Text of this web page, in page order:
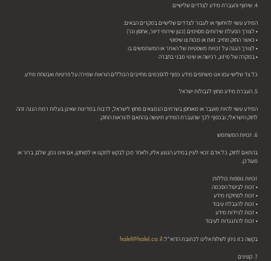
4. שיתוף והעברת מידע לצדדים שלישיים
המידע עשוי להיחשף או לעבור לצדדים שלישיים במקרים הבאים:
• לצורך הפעלת שירותים מסוימים (כגון שירותי דיוור, אחסון וכו')
• כאשר החוק מחייב זאת או מכוח צו שיפוטי
• לצורך הגנה על זכויות משפטיות של האתר או המשתמשים בו
• במקרה של מיזוג, רכישה או שינוי מבני בחברה
כל צד שלישי עמו אנו משתפים מידע כפוף להסכמים מחייבים הכוללים הוראות שמירה על פרטיות ואבטחת מידע.
5. העברת מידע מחוץ לגבולות ישראל
המידע עשוי להיות מועבר או מאוחסן בשרתים הנמצאים מחוץ לישראל, לרבות במדינות שאינן בעלות רמת הגנה זהה
לחוק הישראלי, ובכפוף לכך שהעברת המידע תיעשה בהתאם להוראות החוק.
6. זכויות המשתמש
בהתאם לחוק, כל אדם זכאי לעיין במידע הנוגע אליו, ולאחר מכן לבקש לתקנו או למוחקו, אם אינו נכון, שלם, ברור או
מעודכן.
זכויות נוספות כוללות:
• זכות לביטול הסכמה
• זכות למחיקת מידע
• זכות להגבלת עיבוד
• זכות לניידות מידע
• זכות להתנגדות לעיבוד
בקשה כזו ניתן לשלוח אלינו לכתובת הדוא"ל:halel@halel.co.il
7. קטינים